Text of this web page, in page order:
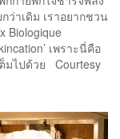
าเดิม เราอยากชวน
Biologique
เพราะนี่คือ
มไปด้วย Courtesy